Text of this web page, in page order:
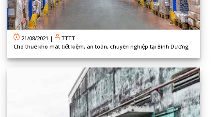
21/08/2021 |
TTTT
Cho thuê kho mát tiết kiệm, an toàn, chuyên nghiệp tại Bình Dương